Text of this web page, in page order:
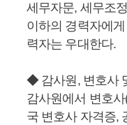
세무자문, 세무조
이하의 경력자에
력자는 우대한다.
◆ 감사원, 변호사
감사원에서 변호
국 변호사 자격증,